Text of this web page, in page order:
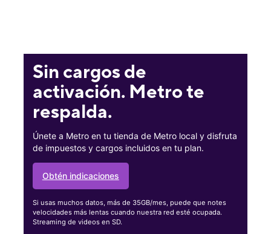
Sin cargos de
activación. Metro te
respalda.
Únete a Metro en tu tienda de Metro local y disfruta
de impuestos y cargos incluidos en tu plan.
Obtén indicaciones
Si usas muchos datos, más de 35GB/mes, puede que notes
velocidades más lentas cuando nuestra red esté ocupada.
Streaming de videos en SD.